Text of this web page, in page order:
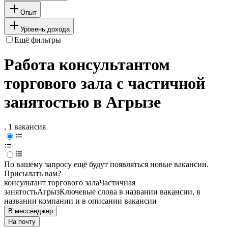
Опыт
Уровень дохода
Ещё фильтры
Работа консультантом
торгового зала с частичной
занятостью в Агрызе
, 1 вакансия
По вашему запросу ещё будут появляться новые вакансии.
Присылать вам?
консультант торгового залаЧастичная
занятостьАгрызКлючевые слова в названии вакансии, в
названии компании и в описании вакансии
В мессенджер
На почту